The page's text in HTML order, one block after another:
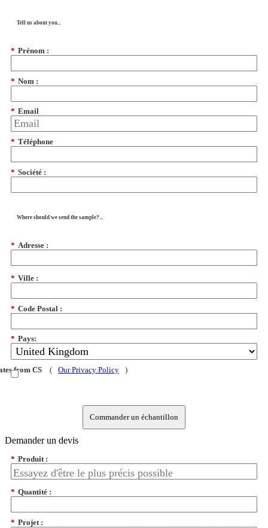
Tell us about you...
* Prénom :
* Nom :
* Email
* Téléphone
* Société :
Where should we send the sample?...
* Adresse :
* Ville :
* Code Postal :
* Pays:
from CS ( Our Privacy Policy )
Commander un échantillon
Demander un devis
* Produit :
* Quantité :
* Projet :